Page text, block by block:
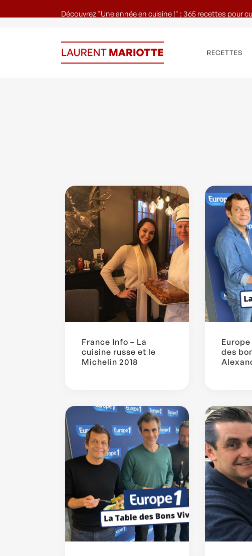
Découvrez "Une année en cuisine !" : 365 recettes pour
RECETTES
France Info – La
cuisine russe et le
Michelin 2018
Europe
des